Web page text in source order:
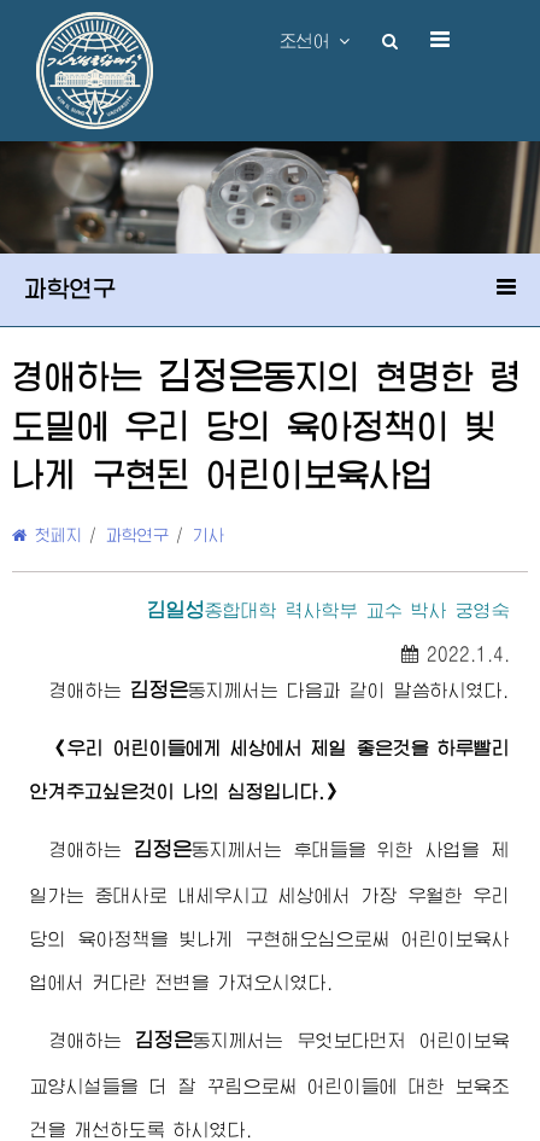
조선어
과학연구
경애하는 김정은동지 의 현명한 령
도밑에 우리 당의 육아정책이 빛
나게 구현된 어린이보육사업
첫페지 / 과학연구 / 기사
김일성종합대학 력사학부 교수 박사 궁영숙
2022.1.4.
경애하는 김정은동지 께서는 다음과 같이 말씀하시였다.
《우리 어린이들에게 세상에서 제일 좋은것을 하루빨리
안겨주고싶은것이 나의 심정입니다.》
경애하는 김정은동지 께서는 후대들을 위한 사업을 제
일가는 중대사로 내세우시고 세상에서 가장 우월한 우리
당의 육아정책을 빛나게 구현해오심으로써 어린이보육사
업에서 커다란 전변을 가져오시였다.
경애하는 김정은동지 께서는 무엇보다먼저 어린이보육
교양시설들을 더 잘 꾸림으로써 어린이들에 대한 보육조
건을 개선하도록 하시였다.